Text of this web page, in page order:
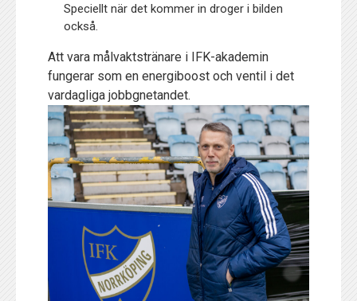
Speciellt när det kommer in droger i bilden
också.
Att vara målvaktstränare i IFK-akademin
fungerar som en energiboost och ventil i det
vardagliga jobbgnetandet.